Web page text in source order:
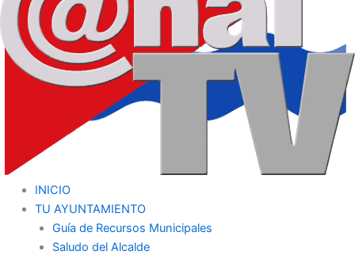
INICIO
TU AYUNTAMIENTO
Guía de Recursos Municipales
Saludo del Alcalde